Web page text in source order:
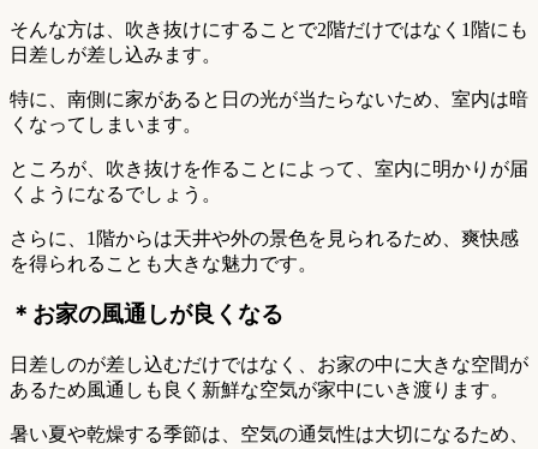
そんな方は、吹き抜けにすることで2階だけではなく1階にも
日差しが差し込みます。
特に、南側に家があると日の光が当たらないため、室内は暗
くなってしまいます。
ところが、吹き抜けを作ることによって、室内に明かりが届
くようになるでしょう。
さらに、1階からは天井や外の景色を見られるため、爽快感
を得られることも大きな魅力です。
＊お家の風通しが良くなる
日差しのが差し込むだけではなく、お家の中に大きな空間が
あるため風通しも良く新鮮な空気が家中にいき渡ります。
暑い夏や乾燥する季節は、空気の通気性は大切になるため、